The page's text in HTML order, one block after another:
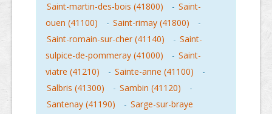
Saint-martin-des-bois (41800)
- Saint-
ouen (41100)
- Saint-rimay (41800)
-
Saint-romain-sur-cher (41140)
- Saint-
sulpice-de-pommeray (41000)
- Saint-
viatre (41210)
- Sainte-anne (41100)
-
Salbris (41300)
- Sambin (41120)
-
Santenay (41190)
- Sarge-sur-braye